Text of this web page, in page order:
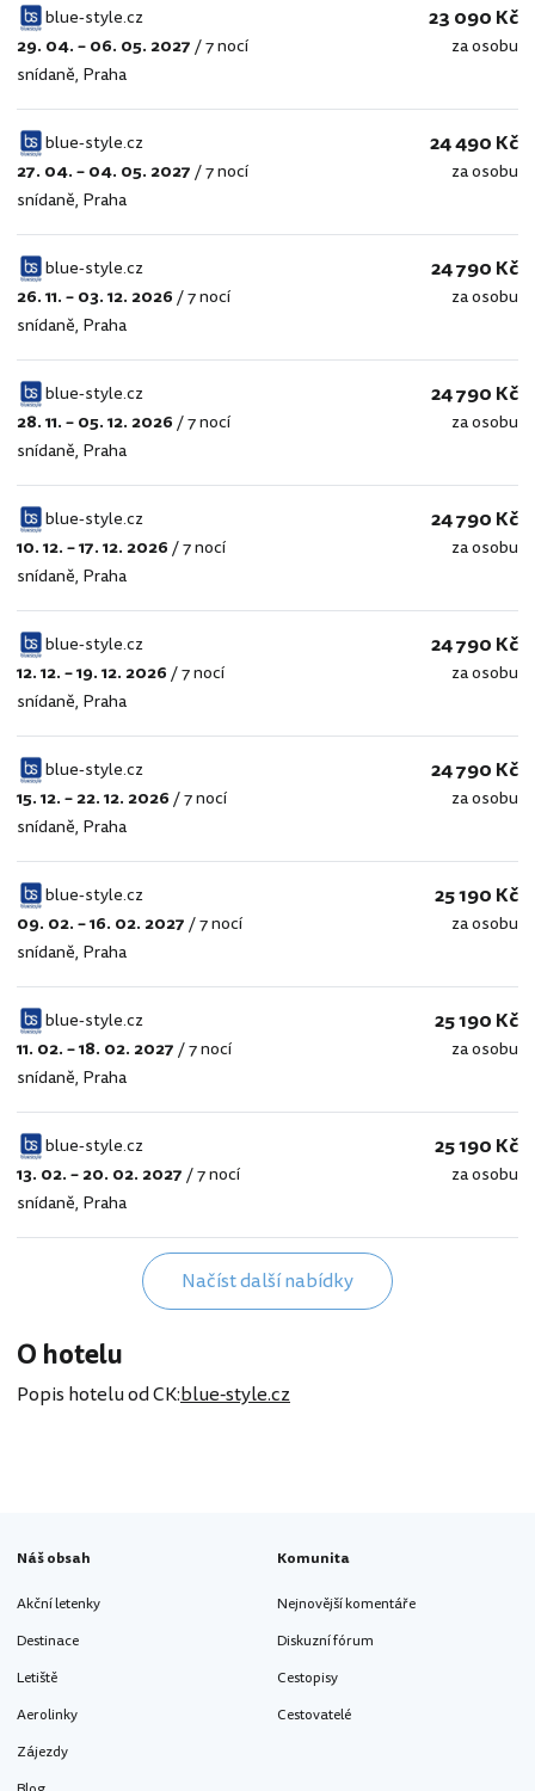
blue-
style.cz
blue-style.cz
29. 04. – 06. 05. 2027/7 nocí
snídaně, Praha
23 090 Kč
za osobu
blue-
style.cz
blue-style.cz
27. 04. – 04. 05. 2027/7 nocí
snídaně, Praha
24 490 Kč
za osobu
blue-
style.cz
blue-style.cz
26. 11. – 03. 12. 2026/7 nocí
snídaně, Praha
24 790 Kč
za osobu
blue-
style.cz
blue-style.cz
28. 11. – 05. 12. 2026/7 nocí
snídaně, Praha
24 790 Kč
za osobu
blue-
style.cz
blue-style.cz
10. 12. – 17. 12. 2026/7 nocí
snídaně, Praha
24 790 Kč
za osobu
blue-
style.cz
blue-style.cz
12. 12. – 19. 12. 2026/7 nocí
snídaně, Praha
24 790 Kč
za osobu
blue-
style.cz
blue-style.cz
15. 12. – 22. 12. 2026/7 nocí
snídaně, Praha
24 790 Kč
za osobu
blue-
style.cz
blue-style.cz
09. 02. – 16. 02. 2027/7 nocí
snídaně, Praha
25 190 Kč
za osobu
blue-
style.cz
blue-style.cz
11. 02. – 18. 02. 2027/7 nocí
snídaně, Praha
25 190 Kč
za osobu
blue-
style.cz
blue-style.cz
13. 02. – 20. 02. 2027/7 nocí
snídaně, Praha
25 190 Kč
za osobu
Načíst další nabídky
O hotelu
Popis hotelu od CK:blue-style.cz
Náš obsah
Akční letenky
Destinace
Letiště
Aerolinky
Zájezdy
Komunita
Nejnovější komentáře
Diskuzní fórum
Cestopisy
Cestovatelé